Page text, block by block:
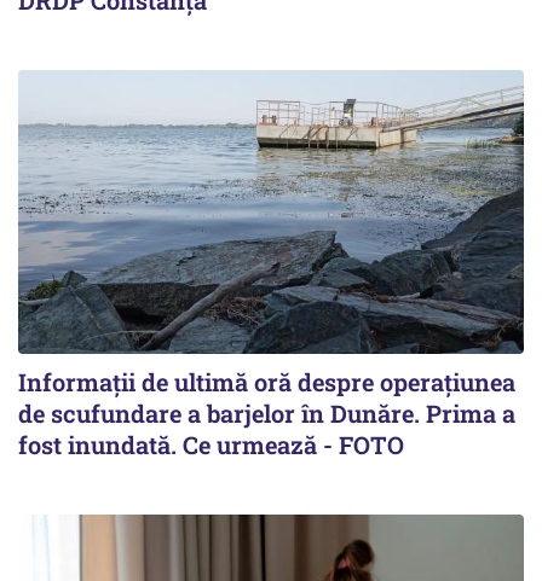
Informații de ultimă oră despre operațiunea
de scufundare a barjelor în Dunăre. Prima a
fost inundată. Ce urmează - FOTO